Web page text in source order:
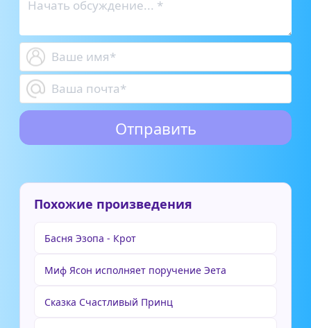
Похожие произведения
Басня Эзопа - Крот
Миф Ясон исполняет поручение Эета
Сказка Счастливый Принц